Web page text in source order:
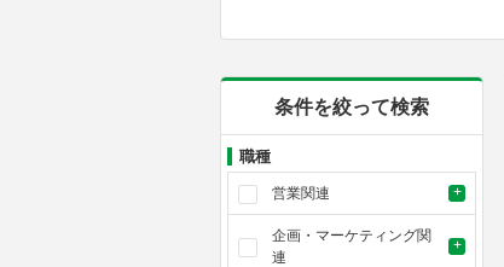
条件を絞って検索
職種
営業関連
企画・マーケティング関
連